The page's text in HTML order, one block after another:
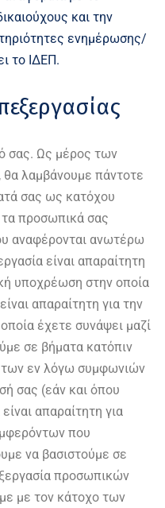
και την
ενημέρωσης/
το ΙΔΕΠ.
σας. Ως μέρος των
λαμβάνουμε πάντοτε
σας ως κατόχου
προσωπικά σας
αναφέρονται ανωτέρω
είναι απαραίτητη
υποχρέωση στην οποία
απαραίτητη για την
έχετε συνάψει μαζί
σε βήματα κατόπιν
των εν λόγω συμφωνιών
σας (εάν και όπου
απαραίτητη για
που
να βασιστούμε σε
προσωπικών
με τον κάτοχο των